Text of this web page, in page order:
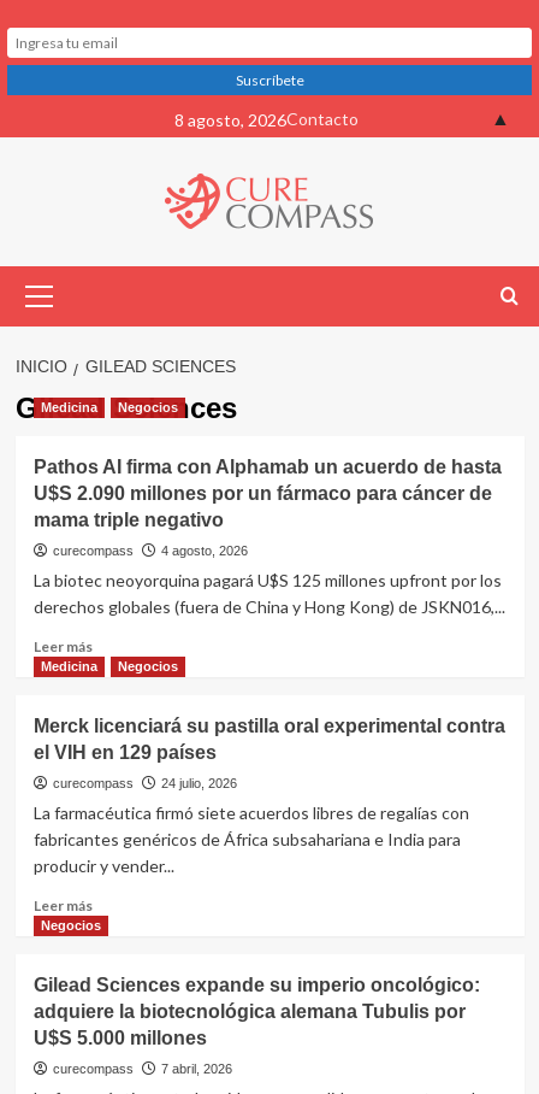
al
8 agosto, 2026Contacto
primario
INICIO GILEAD SCIENCES
Gilead Sciences
Medicina Negocios
Pathos AI firma con Alphamab un acuerdo de hasta
U$S 2.090 millones por un fármaco para cáncer de
mama triple negativo
curecompass 4 agosto, 2026
La biotec neoyorquina pagará U$S 125 millones upfront por los
derechos globales (fuera de China y Hong Kong) de JSKN016,...
Leer másLeer
más
AI
firma
con
Alphamab
acuerdo
de
U$S
2.090
por
un
fármaco
cáncer
Medicina Negocios
Merck licenciará su pastilla oral experimental contra
el VIH en 129 países
curecompass 24 julio, 2026
La farmacéutica firmó siete acuerdos libres de regalías con
fabricantes genéricos de África subsahariana e India para
producir y vender...
Leer másLeer
más
licenciará
su
pastilla
oral
Negocios
Gilead Sciences expande su imperio oncológico:
adquiere la biotecnológica alemana Tubulis por
U$S 5.000 millones
curecompass 7 abril, 2026
▲